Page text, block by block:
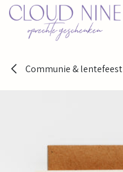
Overslaan naar inhoud
Communie & lentefeest